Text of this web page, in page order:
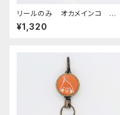
リールのみ オカメインコ モノ
トーン ブラウン おかめいん
こ
¥1,320